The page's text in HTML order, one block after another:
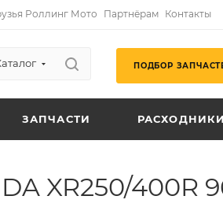
Роллинг Мото Партнёрам Контакты
ПОДБОР
ЗАПЧАСТИ РАСХОДНИКИ
XR250/400R